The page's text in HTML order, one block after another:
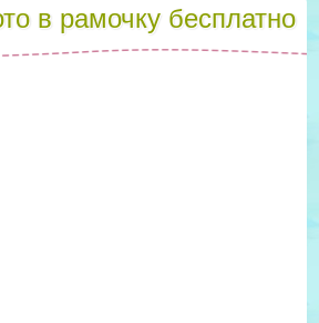
в рамочку бесплатно